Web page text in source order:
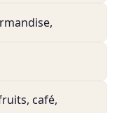
café,